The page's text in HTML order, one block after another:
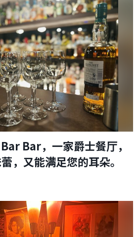
Bar，一家爵士餐厅，
，又能满足您的耳朵。